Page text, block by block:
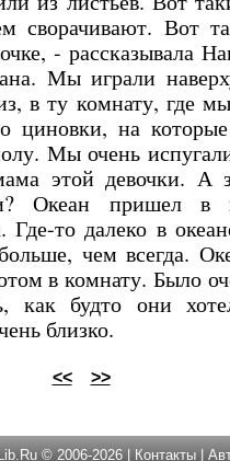
сворачивают. Вот
- рассказывала
Мы играли
в ту комнату, где
циновки, на
Мы очень
этой девочки. А
Океан пришел в
Где-то далеко в
чем всегда.
в комнату. Было
как будто они
близко.
<< >>
© 2006-2026 | Контакты |